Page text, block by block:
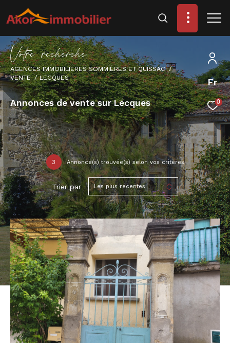
Fr
0
Votre recherche
AGENCES IMMOBILIÈRES SOMMIÈRES ET QUISSAC
VENTE
LECQUES
Annonces de vente sur Lecques
3 Annonce(s) trouvée(s) selon vos critères
Trier par Les plus récentes